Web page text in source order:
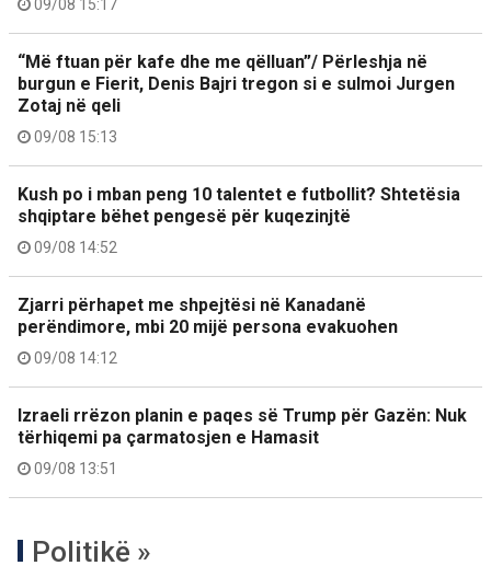
09/08 15:17
“Më ftuan për kafe dhe me qëlluan”/ Përleshja në
burgun e Fierit, Denis Bajri tregon si e sulmoi Jurgen
Zotaj në qeli
09/08 15:13
Kush po i mban peng 10 talentet e futbollit? Shtetësia
shqiptare bëhet pengesë për kuqezinjtë
09/08 14:52
Zjarri përhapet me shpejtësi në Kanadanë
perëndimore, mbi 20 mijë persona evakuohen
09/08 14:12
Izraeli rrëzon planin e paqes së Trump për Gazën: Nuk
tërhiqemi pa çarmatosjen e Hamasit
09/08 13:51
Politikë »